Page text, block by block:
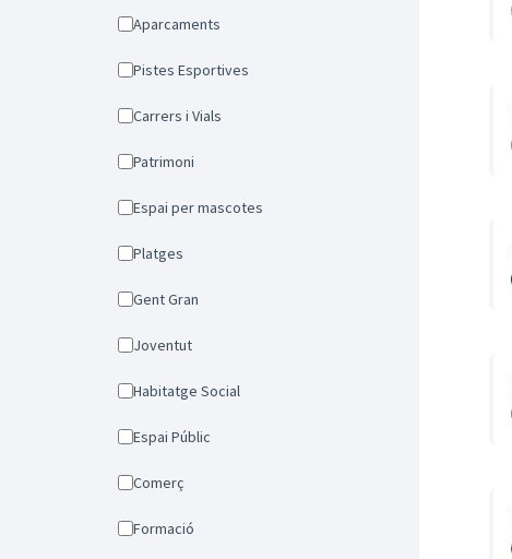
Aparcaments
Pistes Esportives
Carrers i Vials
Patrimoni
Espai per mascotes
Platges
Gent Gran
Joventut
Habitatge Social
Espai Públic
Comerç
Formació